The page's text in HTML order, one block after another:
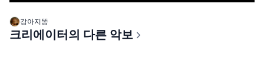
강아지똥
크리에이터의 다른 악보